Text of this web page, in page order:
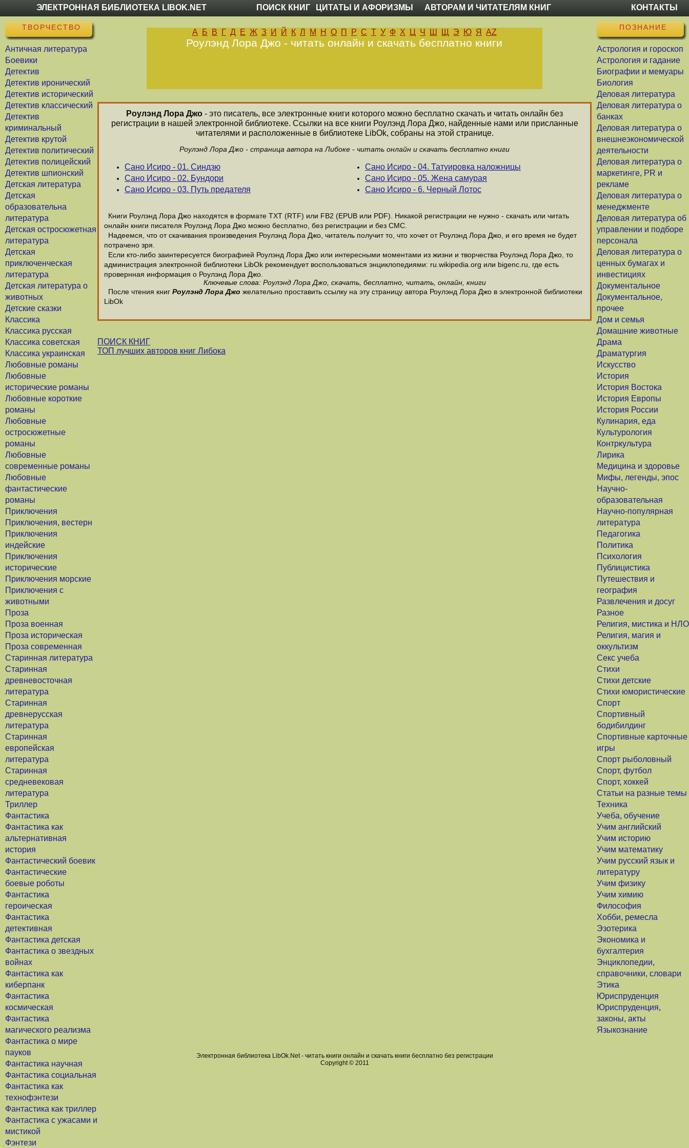
ЭЛЕКТРОННАЯ БИБЛИОТЕКА LIBOK.NET ПОИСК КНИГ ЦИТАТЫ И АФОРИЗМЫ АВТОРАМ И ЧИТАТЕЛЯМ КНИГ КОНТАКТЫ
ТВОРЧЕСТВО
Античная литература
Боевики
Детектив
Детектив иронический
Детектив исторический
Детектив классический
Детектив
криминальный
Детектив крутой
Детектив политический
Детектив полицейский
Детектив шпионский
Детская литература
Детская
образовательна
литература
Детская остросюжетная
литература
Детская
приключенческая
литература
Детская литература о
животных
Детские сказки
Классика
Классика русская
Классика советская
Классика украинская
Любовные романы
Любовные
исторические романы
Любовные короткие
романы
Любовные
остросюжетные
романы
Любовные
современные романы
Любовные
фантастические
романы
Приключения
Приключения, вестерн
Приключения
индейские
Приключения
исторические
Приключения морские
Приключения с
животными
Проза
Проза военная
Проза историческая
Проза современная
Старинная литература
Старинная
древневосточная
литература
Старинная
древнерусская
литература
Старинная
европейская
литература
Старинная
средневековая
литература
Триллер
Фантастика
Фантастика как
альтернативная
история
Фантастический боевик
Фантастические
боевые роботы
Фантастика
героическая
Фантастика
детективная
Фантастика детская
Фантастика о звездных
войнах
Фантастика как
киберпанк
Фантастика
космическая
Фантастика
магического реализма
Фантастика о мире
пауков
Фантастика научная
Фантастика социальная
Фантастика как
технофэнтези
Фантастика как триллер
Фантастика с ужасами и
мистикой
Фэнтези
ПОЗНАНИЕ
Астрология и гороскоп
Астрология и гадание
Биографии и мемуары
Биология
Деловая литература
Деловая литература о
банках
Деловая литература о
внешнеэкономической
деятельности
Деловая литература о
маркетинге, PR и
рекламе
Деловая литература о
менеджменте
Деловая литература об
управлении и подборе
персонала
Деловая литература о
ценных бумагах и
инвестициях
Документальное
Документальное,
прочее
Дом и семья
Домашние животные
Драма
Драматургия
Искусство
История
История Востока
История Европы
История России
Кулинария, еда
Культурология
Контркультура
Лирика
Медицина и здоровье
Мифы, легенды, эпос
Научно-
образовательная
Научно-популярная
литература
Педагогика
Политика
Психология
Публицистика
Путешествия и
география
Развлечения и досуг
Разное
Религия, мистика и НЛО
Религия, магия и
оккультизм
Секс учеба
Стихи
Стихи детские
Стихи юмористические
Спорт
Спортивный
бодибилдинг
Спортивные карточные
игры
Спорт рыболовный
Спорт, футбол
Спорт, хоккей
Статьи на разные темы
Техника
Учеба, обучение
Учим английский
Учим историю
Учим математику
Учим русский язык и
литературу
Учим физику
Учим химию
Философия
Хобби, ремесла
Эзотерика
Экономика и
бухгалтерия
Энциклопедии,
справочники, словари
Этика
Юриспруденция
Юриспруденция,
законы, акты
Языкознание
А Б В Г Д Е Ж З И Й К Л М Н О П Р С Т У Ф Х Ц Ч Ш Щ Э Ю Я AZ
Роулэнд Лора Джо - читать онлайн и скачать бесплатно книги
Роулэнд Лора Джо - это писатель, все электронные книги которого можно бесплатно скачать и читать онлайн без
регистрации в нашей электронной библиотеке. Ссылки на все книги Роулэнд Лора Джо, найденные нами или присланные
читателями и расположенные в библиотеке LibOk, собраны на этой странице.
Роулэнд Лора Джо - страница автора на Либоке - читать онлайн и скачать бесплатно книги
Сано Исиро - 01. Синдзю
Сано Исиро - 02. Бундори
Сано Исиро - 03. Путь предателя
Сано Исиро - 04. Татуировка наложницы
Сано Исиро - 05. Жена самурая
Сано Исиро - 6. Черный Лотос
Книги Роулэнд Лора Джо находятся в формате ТХТ (RTF) или FB2 (EPUB или PDF). Никакой регистрации не нужно - скачать или читать
онлайн книги писателя Роулэнд Лора Джо можно бесплатно, без регистрации и без СМС.
Надеемся, что от скачивания произведения Роулэнд Лора Джо, читатель получит то, что хочет от Роулэнд Лора Джо, и его время не будет
потрачено зря.
Если кто-либо заинтересуется биографией Роулэнд Лора Джо или интересными моментами из жизни и творчества Роулэнд Лора Джо, то
администрация электронной библиотеки LibOk рекомендует воспользоваться энциклопедиями: ru.wikipedia.org или bigenc.ru, где есть
провернная информация о Роулэнд Лора Джо.
Ключевые слова: Роулэнд Лора Джо, скачать, бесплатно, читать, онлайн, книги
После чтения книг Роулэнд Лора Джо желательно проставить ссылку на эту страницу автора Роулэнд Лора Джо в электронной библиотеки
LibOk
ПОИСК КНИГ
ТОП лучших авторов книг Либока
Электронная библиотека LibOk.Net - читать книги онлайн и скачать книги бесплатно без регистрации
Copyright © 2011